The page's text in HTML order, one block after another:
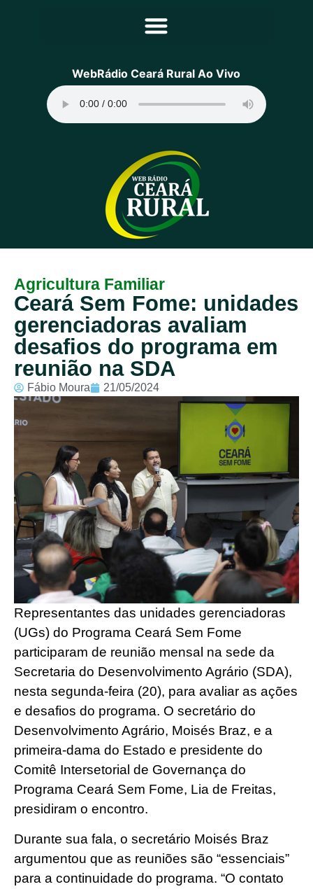
Principal
Programação
Equipe
Contato
Sobre
WebRádio Ceará Rural Ao Vivo
Agricultura Familiar
Ceará Sem Fome: unidades
gerenciadoras avaliam
desafios do programa em
reunião na SDA
Fábio Moura 21/05/2024
Representantes das unidades gerenciadoras
(UGs) do Programa Ceará Sem Fome
participaram de reunião mensal na sede da
Secretaria do Desenvolvimento Agrário (SDA),
nesta segunda-feira (20), para avaliar as ações
e desafios do programa. O secretário do
Desenvolvimento Agrário, Moisés Braz, e a
primeira-dama do Estado e presidente do
Comitê Intersetorial de Governança do
Programa Ceará Sem Fome, Lia de Freitas,
presidiram o encontro.
Durante sua fala, o secretário Moisés Braz
argumentou que as reuniões são “essenciais”
para a continuidade do programa. “O contato